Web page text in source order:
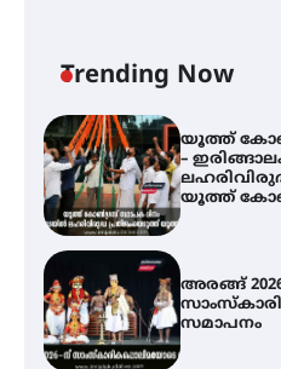
Trending Now
കുറിച്ചു
യൂത്ത്
–
യൂത്ത്
അരങ്ങ്
സമാപനം